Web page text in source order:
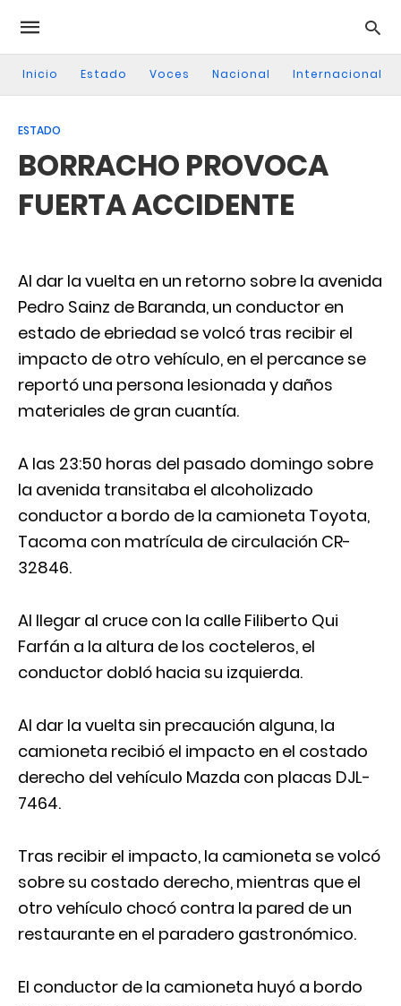
Inicio Estado Voces Nacional Internacional
ESTADO
BORRACHO PROVOCA
FUERTA ACCIDENTE
Al dar la vuelta en un retorno sobre la avenida
Pedro Sainz de Baranda, un conductor en
estado de ebriedad se volcó tras recibir el
impacto de otro vehículo, en el percance se
reportó una persona lesionada y daños
materiales de gran cuantía.
A las 23:50 horas del pasado domingo sobre
la avenida transitaba el alcoholizado
conductor a bordo de la camioneta Toyota,
Tacoma con matrícula de circulación CR-
32846.
Al llegar al cruce con la calle Filiberto Qui
Farfán a la altura de los cocteleros, el
conductor dobló hacia su izquierda.
Al dar la vuelta sin precaución alguna, la
camioneta recibió el impacto en el costado
derecho del vehículo Mazda con placas DJL-
7464.
Tras recibir el impacto, la camioneta se volcó
sobre su costado derecho, mientras que el
otro vehículo chocó contra la pared de un
restaurante en el paradero gastronómico.
El conductor de la camioneta huyó a bordo